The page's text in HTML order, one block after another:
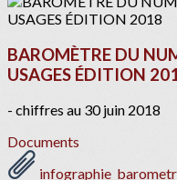
BAROMÈTRE DU
USAGES ÉDITION
- chiffres au 30 juin 2018
Documents